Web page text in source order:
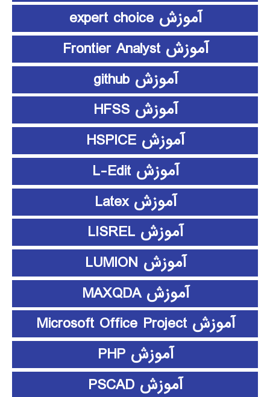
آموزش expert choice
آموزش Frontier Analyst
آموزش github
آموزش HFSS
آموزش HSPICE
آموزش L-Edit
آموزش Latex
آموزش LISREL
آموزش LUMION
آموزش MAXQDA
آموزش Microsoft Office Project
آموزش PHP
آموزش PSCAD